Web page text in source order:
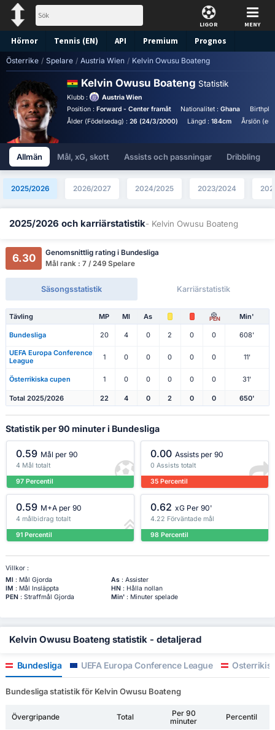
LIGOR MENY
Hörnor Tennis (EN) API Premium Prognos
Österrike / Spelare / Austria Wien / Kelvin Owusu Boateng
Kelvin Owusu Boateng Statistik
Klubb :
Austria Wien
Position : Forward - Center framåt Nationalitet :Ghana
Ålder (Födelsedag) : 26 (24/3/2000) Längd :184cm Årslön
Allmän Mål, xG, skott Assists och passningar Dribbling
2025/2026 2026/2027 2024/2025 2023/2024
2025/2026 och karriärstatistik- Kelvin Owusu Boateng
6.30
Genomsnittlig rating i Bundesliga
Mål rank : 7 / 249 Spelare
Säsongsstatistik Karriärstatistik
Tävling MP Ml As PEN Min'
Bundesliga 20 4 0 2 0 0 608'
UEFA Europa Conference
League
1 0 0 0 0 0 11'
Österrikiska cupen 1 0 0 0 0 0 31'
Total 2025/2026 22 4 0 2 0 0 650'
Statistik per 90 minuter i Bundesliga
0.59 Mål per 90
4 Mål totalt
97 Percentil
0.00 Assists per 90
0 Assists totalt
35 Percentil
0.59 M+A per 90
4 målbidrag totalt
91 Percentil
0.62 xG Per 90'
4.22 Förväntade mål
98 Percentil
Villkor :
Ml : Mål Gjorda As: Assister
IM : Mål Insläppta HN: Hålla nollan
PEN: Straffmål Gjorda Min': Minuter spelade
Kelvin Owusu Boateng statistik - detaljerad
Bundesliga UEFA Europa Conference League
Bundesliga statistik för Kelvin Owusu Boateng
Övergripande Total
Per 90
minuter
Percentil